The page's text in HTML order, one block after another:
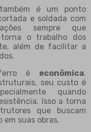
é um ponto
e soldada com
sempre que
torna o trabalho dos
além de facilitar a
ferro é econômica.
seu custo é
quando
Isso a torna
que buscam
suas obras.